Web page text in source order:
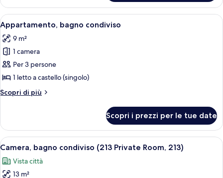
Comfort,
bagno
condiviso
Apri
tutte
le
foto
per
Appartamento,
bagno
condiviso
Una cucina compatta con mobili
2
Appartamento, bagno condiviso
9 m²
1 camera
Per 3 persone
1 letto a castello (singolo)
Scopri di più
Altri
bagno
condiviso
Scopri i prezzi per le tue date
Apri
tutte
le
Una stanza piccola e funzionale
2
Camera, bagno condiviso (213 Private Room, 213)
Vista città
13 m²